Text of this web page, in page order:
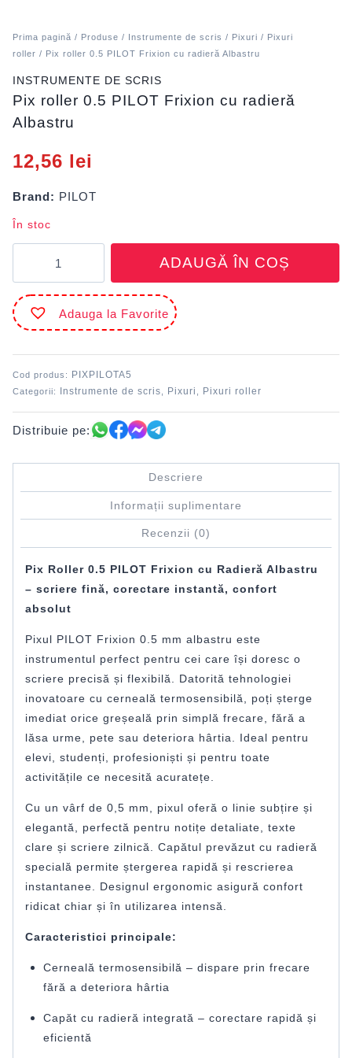
Prima pagină / Produse / Instrumente de scris / Pixuri / Pixuri
roller / Pix roller 0.5 PILOT Frixion cu radieră Albastru
INSTRUMENTE DE SCRIS
Pix roller 0.5 PILOT Frixion cu radieră
Albastru
12,56 lei
Brand: PILOT
În stoc
roller
0.5
PILOT
Frixion
Albastru
ADAUGĂ ÎN COȘ
Adauga la Favorite
Cod produs: PIXPILOTA5
Categorii: Instrumente de scris, Pixuri , Pixuri roller
Distribuie pe:
Descriere
Informații suplimentare
Recenzii (0)
Pix Roller 0.5 PILOT Frixion cu Radieră Albastru
– scriere fină, corectare instantă, confort
absolut
Pixul PILOT Frixion 0.5 mm albastru este
instrumentul perfect pentru cei care își doresc o
scriere precisă și flexibilă. Datorită tehnologiei
inovatoare cu cerneală termosensibilă, poți șterge
imediat orice greșeală prin simplă frecare, fără a
lăsa urme, pete sau deteriora hârtia. Ideal pentru
elevi, studenți, profesioniști și pentru toate
activitățile ce necesită acuratețe.
Cu un vârf de 0,5 mm, pixul oferă o linie subțire și
elegantă, perfectă pentru notițe detaliate, texte
clare și scriere zilnică. Capătul prevăzut cu radieră
specială permite ștergerea rapidă și rescrierea
instantanee. Designul ergonomic asigură confort
ridicat chiar și în utilizarea intensă.
Caracteristici principale:
Cerneală termosensibilă – dispare prin frecare
fără a deteriora hârtia
Capăt cu radieră integrată – corectare rapidă și
eficientă